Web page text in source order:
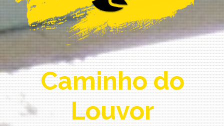
Caminho do
Louvor